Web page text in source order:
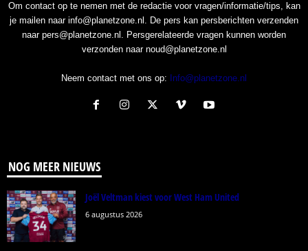
Om contact op te nemen met de redactie voor vragen/informatie/tips, kan
je mailen naar info@planetzone.nl. De pers kan persberichten verzenden
naar pers@planetzone.nl. Persgerelateerde vragen kunnen worden
verzonden naar noud@planetzone.nl
Neem contact met ons op: Info@planetzone.nl
NOG MEER NIEUWS
Joël Veltman kiest voor West Ham United
6 augustus 2026